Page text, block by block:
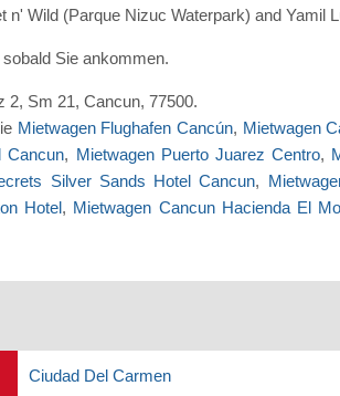
Wild (Parque Nizuc Waterpark) and Yamil
Sie ankommen.
2, Sm 21, Cancun, 77500.
Mietwagen Flughafen Cancún, Mietwagen
Cancun, Mietwagen Puerto Juarez Centro,
Silver Sands Hotel Cancun,
Hotel, Mietwagen Cancun Hacienda El
Ciudad Del Carmen